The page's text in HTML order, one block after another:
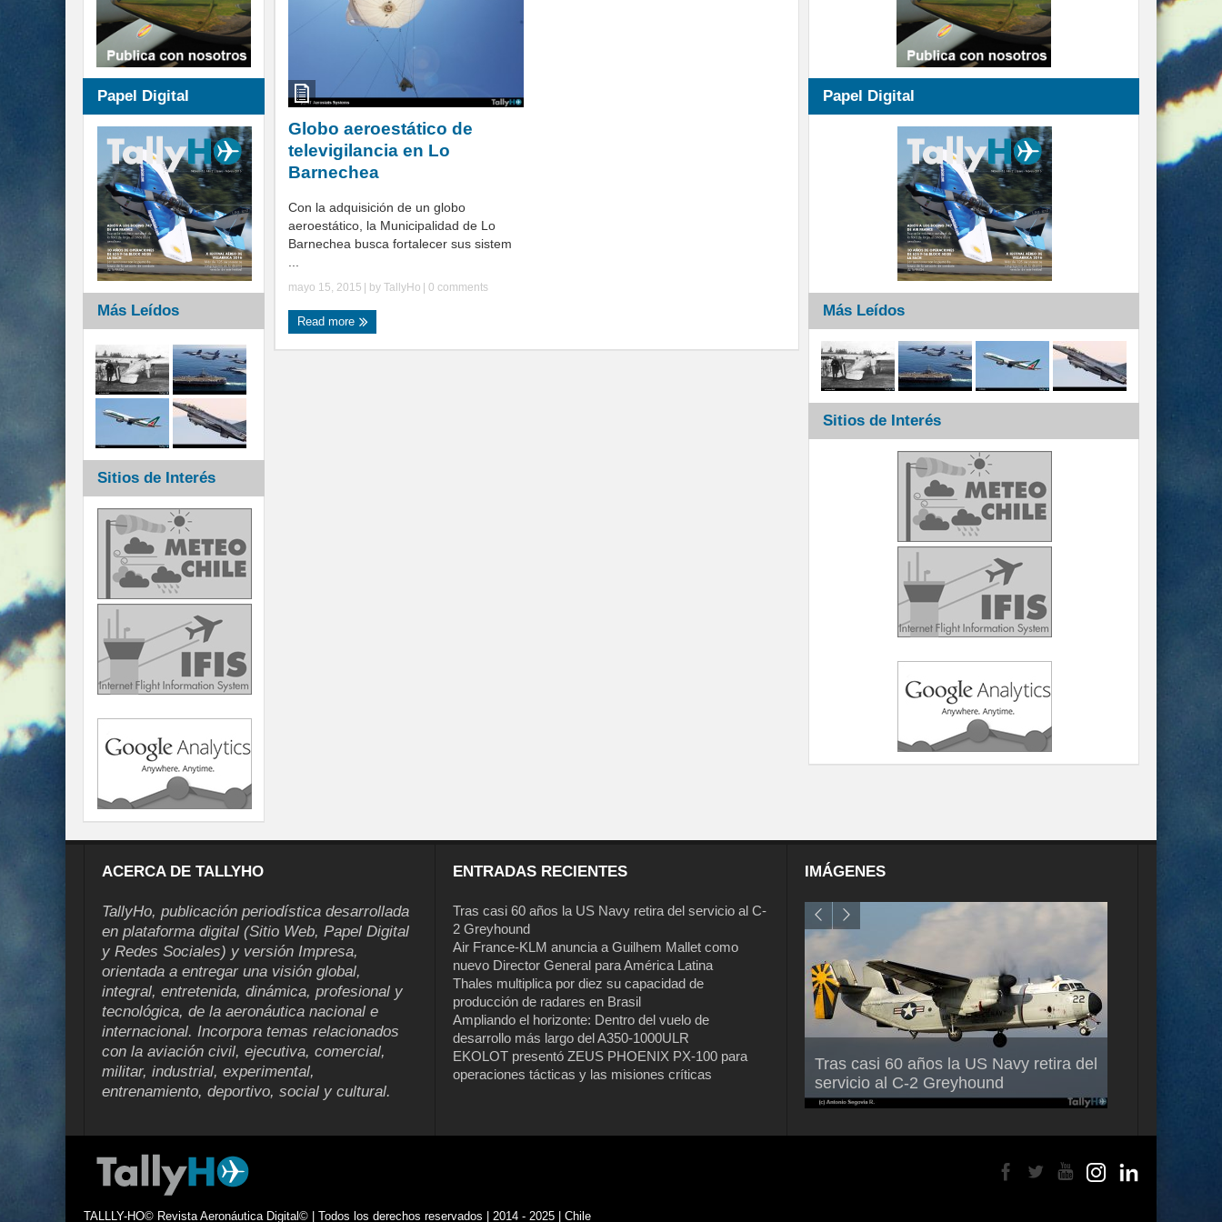
Globo aeroestático de
televigilancia en Lo
Barnechea
Con la adquisición de un globo
aeroestático, la Municipalidad de Lo
Barnechea busca fortalecer sus sistem
...
mayo 15, 2015 | by TallyHo 0 comments
Read more
Papel Digital
Más Leídos
Sitios de Interés
Papel Digital
Más Leídos
Sitios de Interés
ACERCA DE TALLYHO
TallyHo, publicación periodística desarrollada
en plataforma digital (Sitio Web, Papel Digital
y Redes Sociales) y versión Impresa,
orientada a entregar una visión global,
integral, entretenida, dinámica, profesional y
tecnológica, de la aeronáutica nacional e
internacional. Incorpora temas relacionados
con la aviación civil, ejecutiva, comercial,
militar, industrial, experimental,
entrenamiento, deportivo, social y cultural.
ENTRADAS RECIENTES
Tras casi 60 años la US Navy retira del servicio al C-
2 Greyhound
Air France-KLM anuncia a Guilhem Mallet como
nuevo Director General para América Latina
Thales multiplica por diez su capacidad de
producción de radares en Brasil
Ampliando el horizonte: Dentro del vuelo de
desarrollo más largo del A350-1000ULR
EKOLOT presentó ZEUS PHOENIX PX-100 para
operaciones tácticas y las misiones críticas
IMÁGENES
Tras casi 60 años la US Navy retira del
servicio al C-2 Greyhound
Air France-KLM anuncia a Guilhem
Mallet como nuevo Director General
para América Latina
TALLLY-HO© Revista Aeronáutica Digital© | Todos los derechos reservados | 2014 - 2025 | Chile